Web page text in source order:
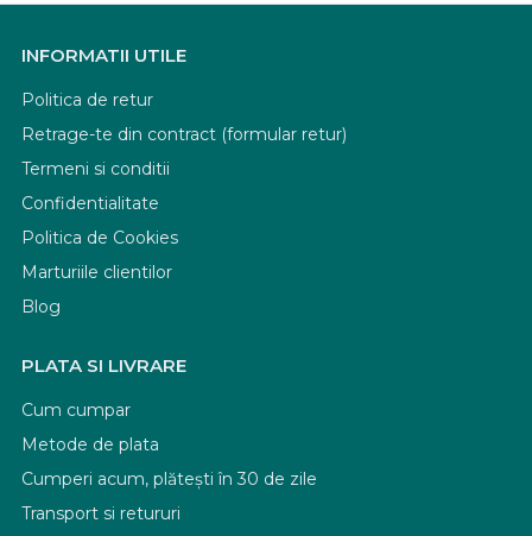
INFORMATII UTILE
Politica de retur
Retrage-te din contract (formular retur)
Termeni si conditii
Confidentialitate
Politica de Cookies
Marturiile clientilor
Blog
PLATA SI LIVRARE
Cum cumpar
Metode de plata
Cumperi acum, plătești în 30 de zile
Transport si retururi